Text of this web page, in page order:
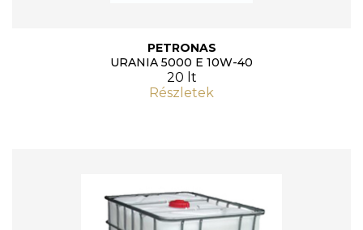
PETRONAS
URANIA 5000 E 10W-40
20 lt
Részletek